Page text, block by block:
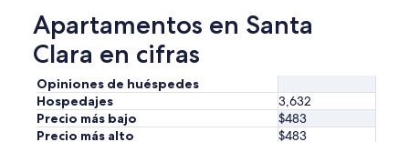
Apartamentos en Santa
Clara en cifras
Opiniones de huéspedes
Hospedajes
3,632
Precio más bajo
$483
Precio más alto
$483